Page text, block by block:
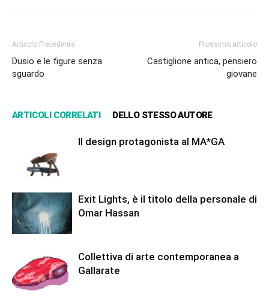
Articolo Precedente
Dusio e le figure senza
sguardo
Prossimo articolo
Castiglione antica, pensiero
giovane
ARTICOLI CORRELATI DELLO STESSO AUTORE
Il design protagonista al MA*GA
Exit Lights, è il titolo della personale di
Omar Hassan
Collettiva di arte contemporanea a
Gallarate